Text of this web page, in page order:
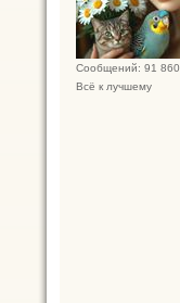
Сообщений: 91 860
Всё к лучшему